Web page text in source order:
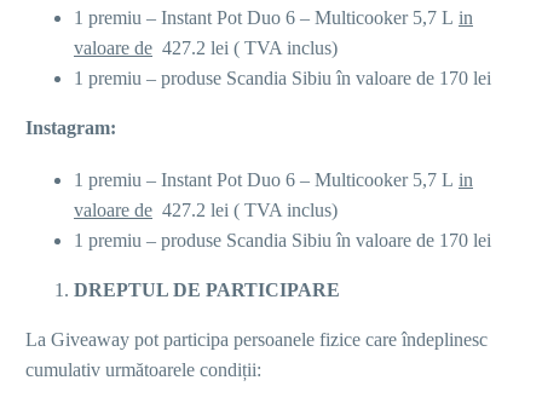
1 premiu – Instant Pot Duo 6 – Multicooker 5,7 L in
valoare de 427.2 lei ( TVA inclus)
1 premiu – produse Scandia Sibiu în valoare de 170 lei
Instagram:
1 premiu – Instant Pot Duo 6 – Multicooker 5,7 L in
valoare de 427.2 lei ( TVA inclus)
1 premiu – produse Scandia Sibiu în valoare de 170 lei
DREPTUL DE PARTICIPARE
La Giveaway pot participa persoanele fizice care îndeplinesc
cumulativ următoarele condiții: